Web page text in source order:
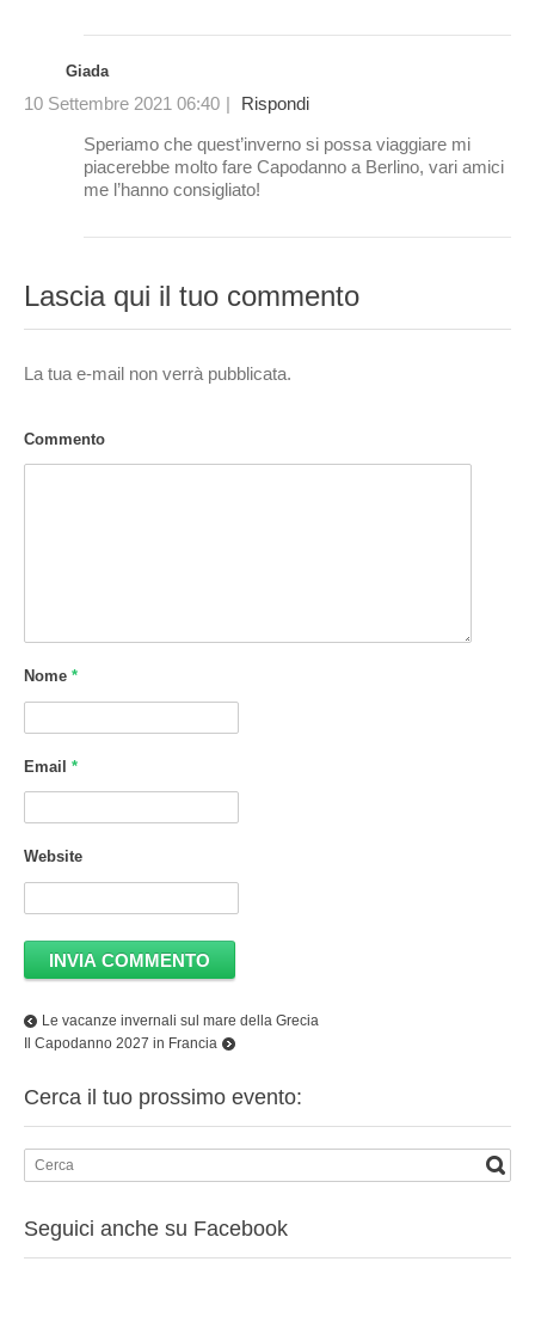
Giada
10 Settembre 2021 06:40 |
Rispondi
Speriamo che quest’inverno si possa viaggiare mi
piacerebbe molto fare Capodanno a Berlino, vari amici
me l’hanno consigliato!
Lascia qui il tuo commento
La tua e-mail non verrà pubblicata.
Commento
Nome *
Email *
Website
Le vacanze invernali sul mare della Grecia
Il Capodanno 2027 in Francia
Cerca il tuo prossimo evento:
Seguici anche su Facebook